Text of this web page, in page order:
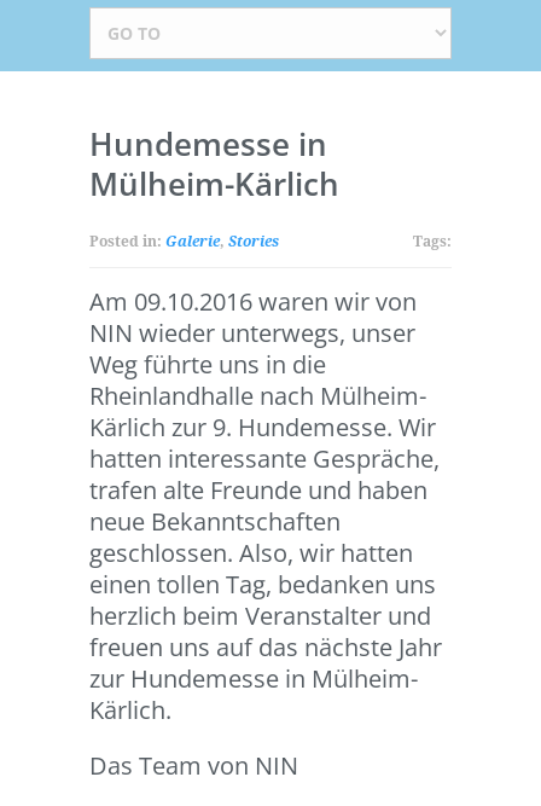
Hundemesse in
Mülheim-Kärlich
Posted in: Galerie, Stories Tags:
Am 09.10.2016 waren wir von
NIN wieder unterwegs, unser
Weg führte uns in die
Rheinlandhalle nach Mülheim-
Kärlich zur 9. Hundemesse. Wir
hatten interessante Gespräche,
trafen alte Freunde und haben
neue Bekanntschaften
geschlossen. Also, wir hatten
einen tollen Tag, bedanken uns
herzlich beim Veranstalter und
freuen uns auf das nächste Jahr
zur Hundemesse in Mülheim-
Kärlich.
Das Team von NIN